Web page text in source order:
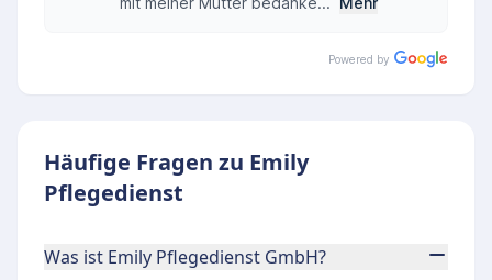
Powered by
Häufige Fragen zu Emily
Pflegedienst
Was ist Emily Pflegedienst GmbH?